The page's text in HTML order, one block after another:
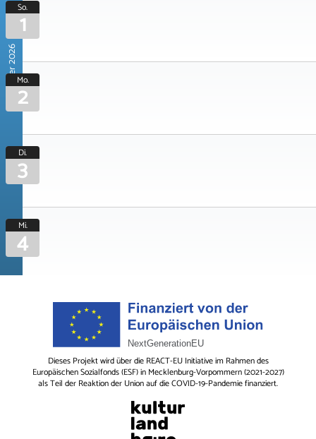
November 2026
So.
1
Mo.
2
Di.
3
Mi.
4
Dieses Projekt wird über die REACT-EU Initiative im Rahmen des
Europäischen Sozialfonds (ESF) in Mecklenburg-Vorpommern (2021-2027)
als Teil der Reaktion der Union auf die COVID-19-Pandemie finanziert.